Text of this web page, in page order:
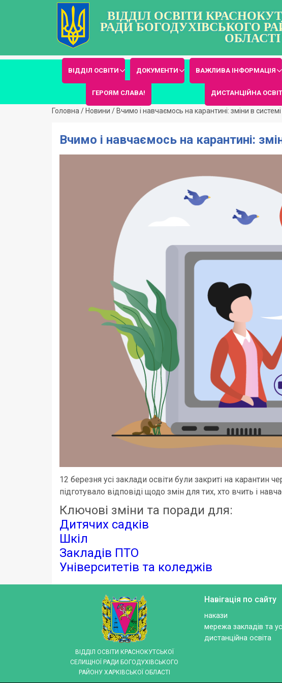
ВІДДІЛ ОСВІТИ
РАДИ БОГОДУХІВСЬКОГО
ОБЛАСТІ
ВІДДІЛ ОСВІТИ ДОКУМЕНТИ ВАЖЛИВА ІНФОРМАЦІЯ
ГЕРОЯМ СЛАВА! ДИСТАНЦІЙНА
Головна / Новини / Вчимо і навчаємось на карантині: зміни в системі
Вчимо і навчаємось на карантині:
12 березня усі заклади освіти були закриті на карантин
підготувало відповіді щодо змін для тих, хто вчить і
Ключові зміни та поради для:
Дитячих садків
Шкіл
Закладів ПТО
Університетів та коледжів
ВІДДІЛ ОСВІТИ КРАСНОКУТСЬКОЇ
СЕЛИЩНОЇ РАДИ БОГОДУХІВСЬКОГО
РАЙОНУ ХАРКІВСЬКОЇ ОБЛАСТІ
Навігація по сайту
накази
мережа закладів та
дистанційна освіта